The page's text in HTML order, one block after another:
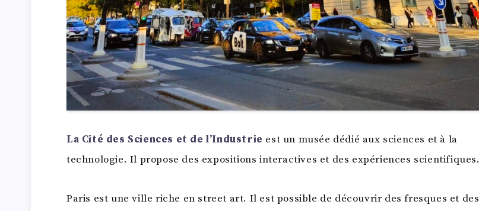
La Cité des Sciences et de l’Industrie est un musée dédié aux sciences et à la
technologie. Il propose des expositions interactives et des expériences scientifiques.
Paris est une ville riche en street art. Il est possible de découvrir des fresques et des